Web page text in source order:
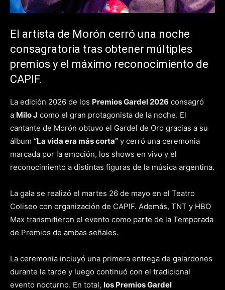
El artista de Morón cerró una noche
consagratoria tras obtener múltiples
premios y el máximo reconocimiento de
CAPIF.
La edición 2026 de los Premios Gardel 2026 consagró
a Milo J como el gran protagonista de la noche. El
cantante de Morón obtuvo el Gardel de Oro gracias a su
álbum “La vida era más corta” y cerró una ceremonia
marcada por la emoción, los shows en vivo y el
reconocimiento a distintas figuras de la música argentina.
La gala se realizó el martes 26 de mayo en el Teatro
Coliseo con organización de CAPIF. Además, TNT y HBO
Max transmitieron el evento como parte de la Temporada
de Premios de ambas señales.
La ceremonia incluyó una primera entrega de galardones
durante la tarde y luego continuó con el tradicional
evento nocturno. En total, los Premios Gardel